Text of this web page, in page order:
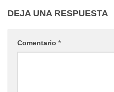
DEJA UNA RESPUESTA
Comentario *